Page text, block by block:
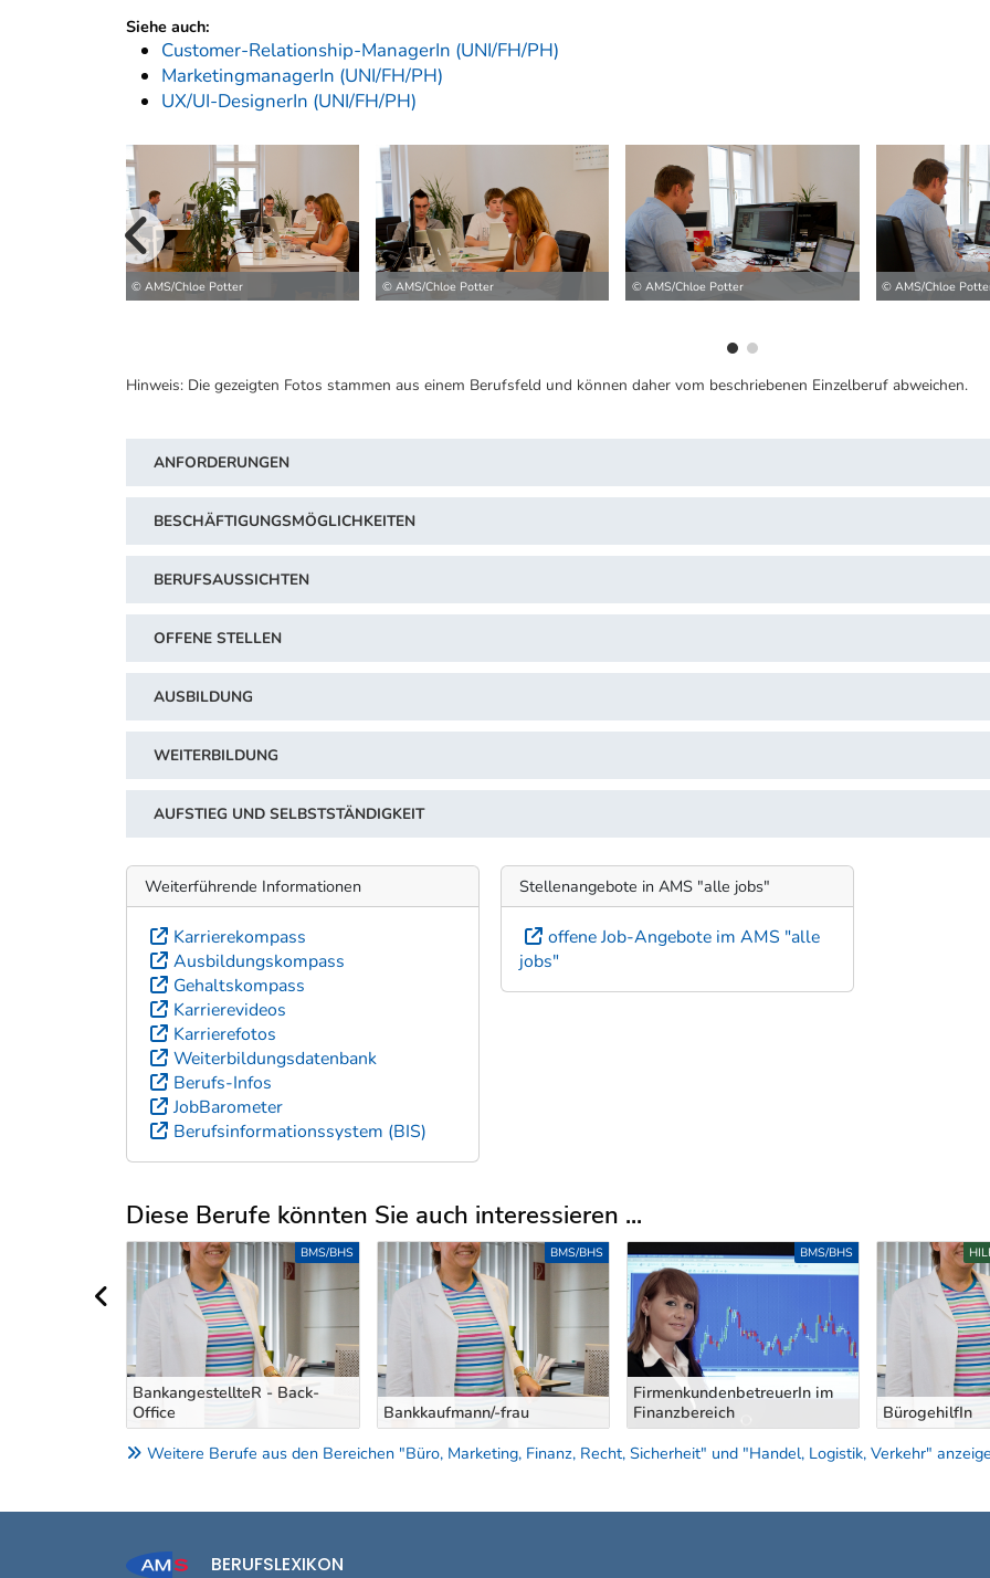
Siehe auch:
Customer-Relationship-ManagerIn (UNI/FH/PH)
MarketingmanagerIn (UNI/FH/PH)
UX/UI-DesignerIn (UNI/FH/PH)
© AMS/Chloe Potter © AMS/Chloe Potter © AMS/Chloe Potter © AMS/Chloe
vorherige Bilder
Hinweis: Die gezeigten Fotos stammen aus einem Berufsfeld und können daher vom beschriebenen Einzelberuf abweichen.
ANFORDERUNGEN
BESCHÄFTIGUNGSMÖGLICHKEITEN
BERUFSAUSSICHTEN
OFFENE STELLEN
AUSBILDUNG
WEITERBILDUNG
AUFSTIEG UND SELBSTSTÄNDIGKEIT
Weiterführende Informationen
Karrierekompass
Ausbildungskompass
Gehaltskompass
Karrierevideos
Karrierefotos
Weiterbildungsdatenbank
Berufs-Infos
JobBarometer
Berufsinformationssystem (BIS)
Stellenangebote in AMS "alle jobs"
offene Job-Angebote im AMS "alle
jobs"
Diese Berufe könnten Sie auch interessieren ...
Uber weitere Berufsvorschläge
BankangestellteR - Back-
Office
BMS/BHS
Bankkaufmann/-frau
BMS/BHS
FirmenkundenbetreuerIn im
Finanzbereich
BMS/BHS
BürogehilfIn
vorheriger Bereich
Weitere Berufe aus den Bereichen "Büro, Marketing, Finanz, Recht, Sicherheit" und "Handel, Logistik, Verkehr"
BERUFSLEXIKON